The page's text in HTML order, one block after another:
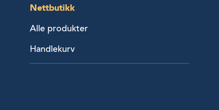
Nettbutikk
Alle produkter
Handlekurv